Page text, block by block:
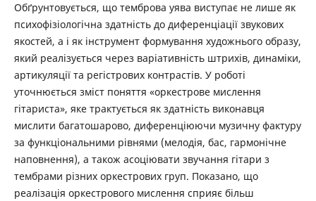
Обґрунтовується, що темброва уява виступає не лише як
психофізіологічна здатність до диференціації звукових
якостей, а і як інструмент формування художнього образу,
який реалізується через варіативність штрихів, динаміки,
артикуляції та регістрових контрастів. У роботі
уточнюється зміст поняття «оркестрове мислення
гітариста», яке трактується як здатність виконавця
мислити багатошарово, диференціюючи музичну фактуру
за функціональними рівнями (мелодія, бас, гармонічне
наповнення), а також асоціювати звучання гітари з
тембрами різних оркестрових груп. Показано, що
реалізація оркестрового мислення сприяє більш